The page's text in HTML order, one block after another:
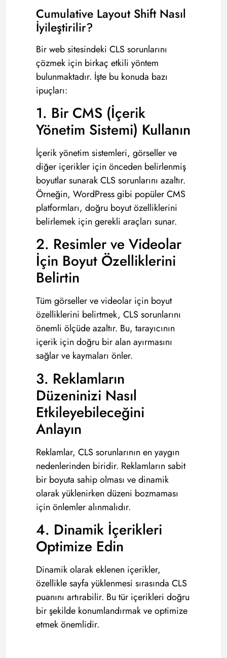
Cumulative Layout Shift Nasıl
İyileştirilir?
Bir web sitesindeki CLS sorunlarını
çözmek için birkaç etkili yöntem
bulunmaktadır. İşte bu konuda bazı
ipuçları:
1. Bir CMS (İçerik
Yönetim Sistemi) Kullanın
İçerik yönetim sistemleri, görseller ve
diğer içerikler için önceden belirlenmiş
boyutlar sunarak CLS sorunlarını azaltır.
Örneğin, WordPress gibi popüler CMS
platformları, doğru boyut özelliklerini
belirlemek için gerekli araçları sunar.
2. Resimler ve Videolar
İçin Boyut Özelliklerini
Belirtin
Tüm görseller ve videolar için boyut
özelliklerini belirtmek, CLS sorunlarını
önemli ölçüde azaltır. Bu, tarayıcının
içerik için doğru bir alan ayırmasını
sağlar ve kaymaları önler.
3. Reklamların
Düzeninizi Nasıl
Etkileyebileceğini
Anlayın
Reklamlar, CLS sorunlarının en yaygın
nedenlerinden biridir. Reklamların sabit
bir boyuta sahip olması ve dinamik
olarak yüklenirken düzeni bozmaması
için önlemler alınmalıdır.
4. Dinamik İçerikleri
Optimize Edin
Dinamik olarak eklenen içerikler,
özellikle sayfa yüklenmesi sırasında CLS
puanını artırabilir. Bu tür içerikleri doğru
bir şekilde konumlandırmak ve optimize
etmek önemlidir.